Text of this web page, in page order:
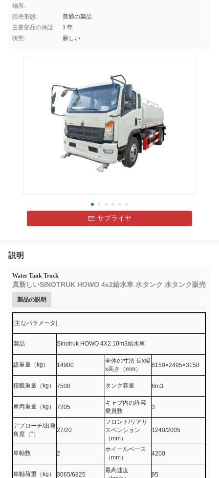
場所:
販売形態:
普通の製品
主要部品の保証:
1 年
状態:
新しい
サプライヤ
説明
Water Tank Truck
真新しいSINOTRUK HOWO 4x2給水車 水タンク 水タンク販売
製品の説明
[主なパラメータ]
製品 Sinotruk HOWO 4X2 10m3給水車
総重量（kg） 14900
全体の寸法 長x幅
x高さ（mm）
8150×2495×3150
積載重量（kg） 7500 タンク容量 8m3
車両重量（kg） 7205
キャブ内の許容
乗員数
3
アプローチ/出発
角度（°）
27/20
フロント/リアサ
スペンション
（mm）
1240/2005
車軸数 2
ホイールベース
（mm）
4200
車軸荷重（kg） 3065/6825
最高速度
95